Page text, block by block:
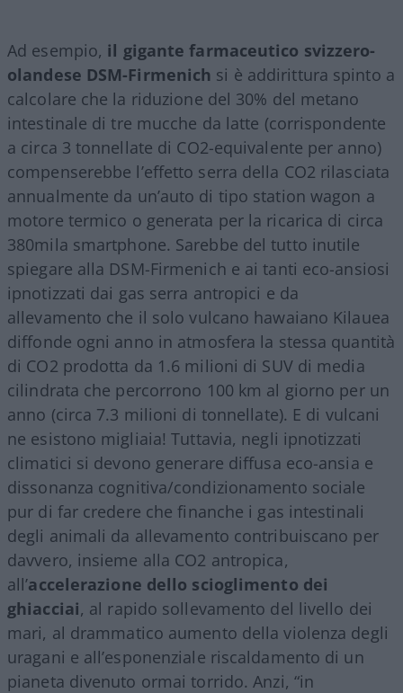
Ad esempio, il gigante farmaceutico svizzero-
olandese DSM-Firmenich si è addirittura spinto a
calcolare che la riduzione del 30% del metano
intestinale di tre mucche da latte (corrispondente
a circa 3 tonnellate di CO2-equivalente per anno)
compenserebbe l’effetto serra della CO2 rilasciata
annualmente da un’auto di tipo station wagon a
motore termico o generata per la ricarica di circa
380mila smartphone. Sarebbe del tutto inutile
spiegare alla DSM-Firmenich e ai tanti eco-ansiosi
ipnotizzati dai gas serra antropici e da
allevamento che il solo vulcano hawaiano Kilauea
diffonde ogni anno in atmosfera la stessa quantità
di CO2 prodotta da 1.6 milioni di SUV di media
cilindrata che percorrono 100 km al giorno per un
anno (circa 7.3 milioni di tonnellate). E di vulcani
ne esistono migliaia! Tuttavia, negli ipnotizzati
climatici si devono generare diffusa eco-ansia e
dissonanza cognitiva/condizionamento sociale
pur di far credere che finanche i gas intestinali
degli animali da allevamento contribuiscano per
davvero, insieme alla CO2 antropica,
all’accelerazione dello scioglimento dei
ghiacciai, al rapido sollevamento del livello dei
mari, al drammatico aumento della violenza degli
uragani e all’esponenziale riscaldamento di un
pianeta divenuto ormai torrido. Anzi, “in